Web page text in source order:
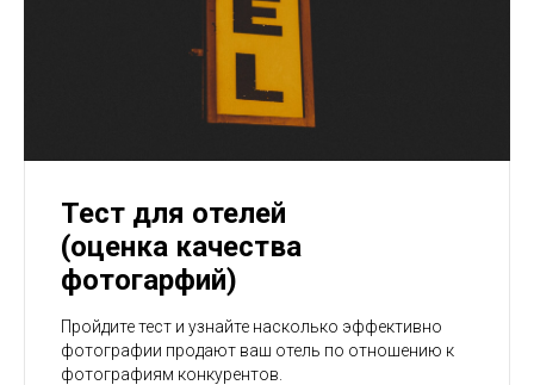
Тест для отелей
(оценка качества
фотогарфий)
Пройдите тест и узнайте насколько эффективно
фотографии продают ваш отель по отношению к
фотографиям конкурентов.